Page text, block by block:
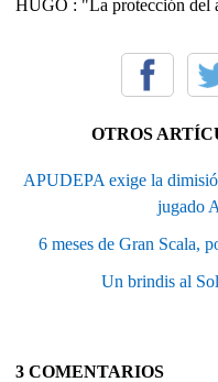
HUGO : "La protección del
OTROS
APUDEPA exige la
jugado
6 meses de Gran Scala,
Un brindis al
3 COMENTARIOS